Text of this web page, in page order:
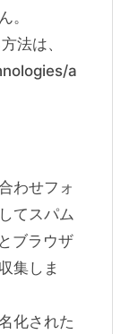
。
法は、
a
わせフォ
てスパム
ブラウザ
集しま
化された